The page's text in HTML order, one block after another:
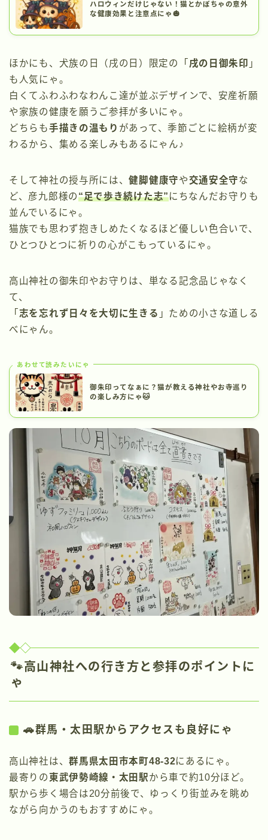
ハロウィンだけじゃない！猫とかぼちゃの意外
な健康効果と注意点にゃ🎃
ほかにも、犬族の日（戌の日）限定の「 戌の日御朱印 」
も人気にゃ。
白くてふわふわなわんこ達が並ぶデザインで、安産祈願
や家族の健康を願うご参拝が多いにゃ。
どちらも手描きの温もり があって、季節ごとに絵柄が変
わるから、集める楽しみもあるにゃん♪
そして神社の授与所には、健脚健康守や交通安全守な
ど、彦九郎様の“足で歩き続けた志”にちなんだお守りも
並んでいるにゃ。
猫族でも思わず抱きしめたくなるほど優しい色合いで、
ひとつひとつに祈りの心がこもっているにゃ。
高山神社の御朱印やお守りは、単なる記念品じゃなく
て、
「 志を忘れず日々を大切に生きる 」ための小さな道しる
べにゃん。
あわせて読みたいにゃ
御朱印ってなぁに？猫が教える神社やお寺巡り
の楽しみ方にゃ🐱
🐾高山神社への行き方と参拝のポイントに
ゃ
🚗群馬・太田駅からアクセスも良好にゃ
高山神社は、群馬県太田市本町48-32にあるにゃ。
最寄りの 東武伊勢崎線・太田駅から車で約10分ほど。
駅から歩く場合は20分前後で、ゆっくり街並みを眺め
ながら向かうのもおすすめにゃ。